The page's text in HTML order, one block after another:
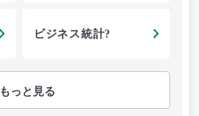
ビジネス統計?
もっと見る